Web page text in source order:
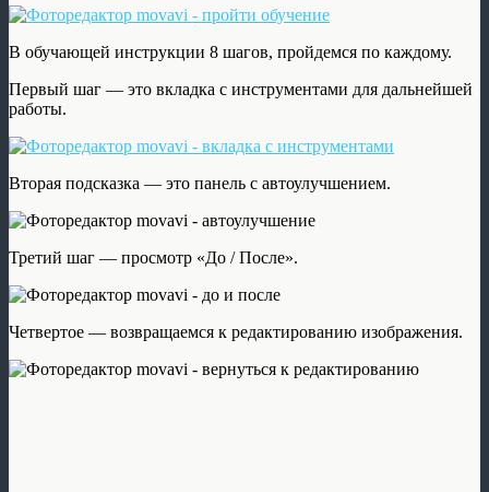
В обучающей инструкции 8 шагов, пройдемся по каждому.
Первый шаг — это вкладка с инструментами для дальнейшей
работы.
Вторая подсказка — это панель с автоулучшением.
Третий шаг — просмотр «До / После».
Четвертое — возвращаемся к редактированию изображения.